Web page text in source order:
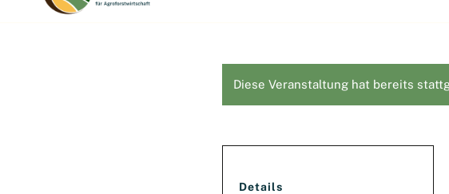
Diese Veranstaltung hat bereits
Details